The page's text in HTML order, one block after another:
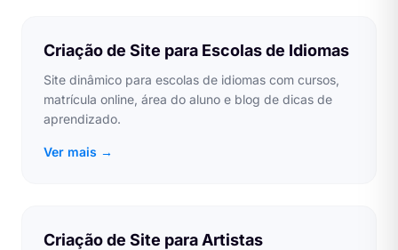
Criação de Site para Escolas de Idiomas
Site dinâmico para escolas de idiomas com cursos,
matrícula online, área do aluno e blog de dicas de
aprendizado.
Ver mais →
Criação de Site para Artistas